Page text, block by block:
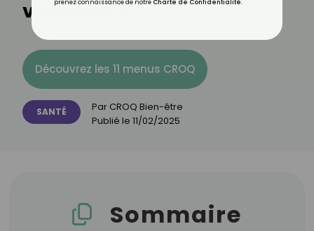
vraiment ?
Découvrez les 11 menus CROQ
SANTÉ Par CROQ Bien-être
Publié le 11/02/2025
Sommaire
prenez connaissance de notre Charte de Confidentialité.